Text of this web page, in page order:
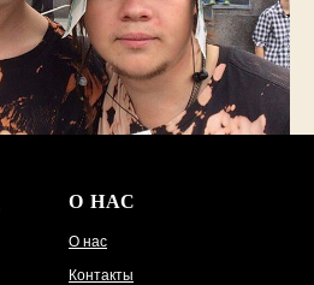
О НАС
О нас
Контакты